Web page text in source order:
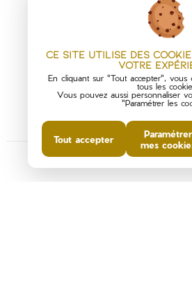
PARTAGER :
Ce site utilise des
votre
En cliquant sur "Tout accepter", vous
tous les
Vous pouvez aussi personnaliser
"Paramétrer les
Tout accepter
Paramétrer
mes